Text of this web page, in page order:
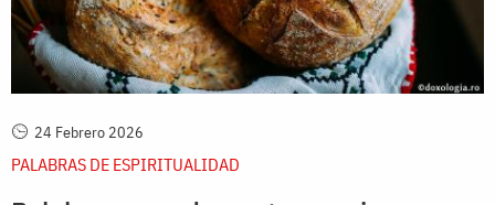
24 Febrero 2026
PALABRAS DE ESPIRITUALIDAD